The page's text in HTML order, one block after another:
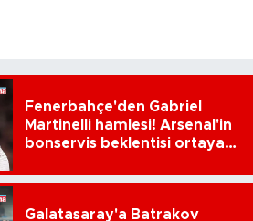
Fenerbahçe'den Gabriel
Martinelli hamlesi! Arsenal'in
bonservis beklentisi ortaya
Galatasaray'a Batrakov